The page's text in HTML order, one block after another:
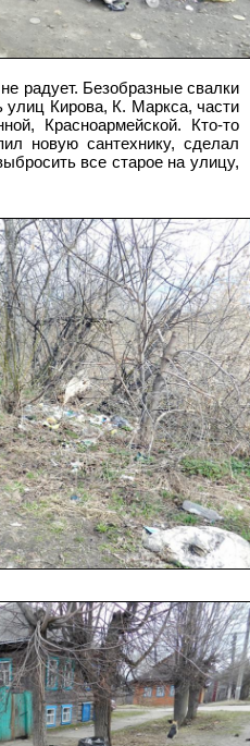
радует. Безобразные свалки
улиц Кирова, К. Маркса, части
Красноармейской. Кто-то
новую сантехнику, сделал
все старое на улицу,